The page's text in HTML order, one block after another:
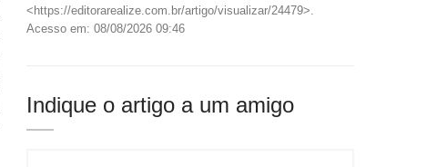
<https://editorarealize.com.br/artigo/visualizar/24479>.
Acesso em: 08/08/2026 09:46
Indique o artigo a um amigo